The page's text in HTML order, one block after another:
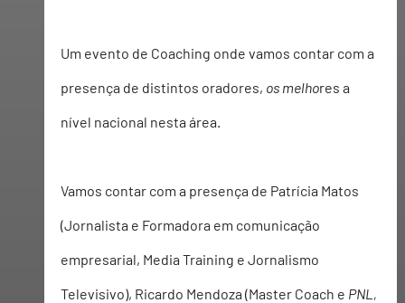
Um evento de Coaching onde vamos contar com a
presença de distintos oradores, os melhores a
nível nacional nesta área.
Vamos contar com a presença de Patrícia Matos
(Jornalista e Formadora em comunicação
empresarial, Media Training e Jornalismo
Televisivo), Ricardo Mendoza (Master Coach e PNL,